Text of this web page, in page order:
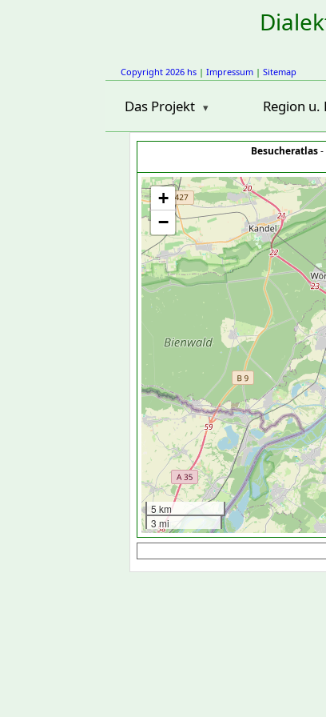
Copyright 2026 hs | Impressum | Sitemap
Das Projekt Region u.
Besucheratlas-
+
−
5 km
3 mi